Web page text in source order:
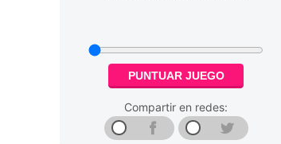
PUNTUAR JUEGO
Compartir en redes: